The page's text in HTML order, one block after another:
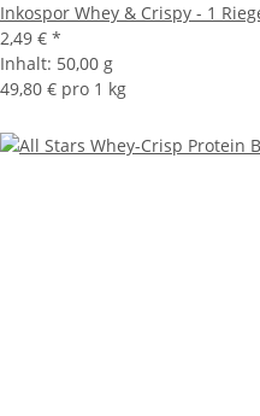
Inkospor Whey & Crispy - 1
2,49 € *
Inhalt: 50,00 g
49,80 € pro 1 kg